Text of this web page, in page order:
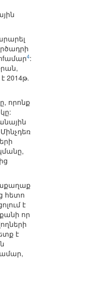
4:
2014թ.
որոնք
հետո
է
որ
է